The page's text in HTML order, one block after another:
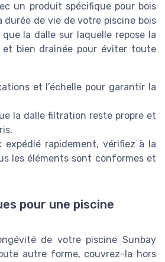
un produit spécifique pour bois
durée de vie de votre piscine bois
la dalle sur laquelle repose la
et bien drainée pour éviter toute
et l’échelle pour garantir la
la dalle filtration reste propre et
expédié rapidement, vérifiez à la
les éléments sont conformes et
pour une piscine
de votre piscine Sunbay
autre forme, couvrez-la hors